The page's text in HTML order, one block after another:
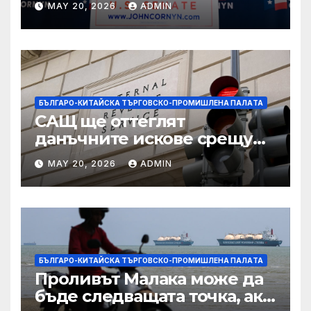
подкрепа
MAY 20, 2026 ADMIN
БЪЛГАРО-КИТАЙСКА ТЪРГОВСКО-ПРОМИШЛЕНА ПАЛAТА
САЩ ще оттеглят
данъчните искове срещу
Тръмп „завинаги“ в
сделката за съдебно дело с
IRS
MAY 20, 2026 ADMIN
БЪЛГАРО-КИТАЙСКА ТЪРГОВСКО-ПРОМИШЛЕНА ПАЛAТА
Проливът Малака може да
бъде следващата точка, ако